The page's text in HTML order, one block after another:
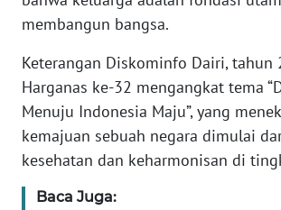
membangun bangsa.
Keterangan Diskominfo Dairi, tahun
Harganas ke-32 mengangkat tema
Menuju Indonesia Maju”, yang
kemajuan sebuah negara dimulai
kesehatan dan keharmonisan di
Baca Juga:
KARIR
DISCLAIMER
Wahana
News
Regional
WN